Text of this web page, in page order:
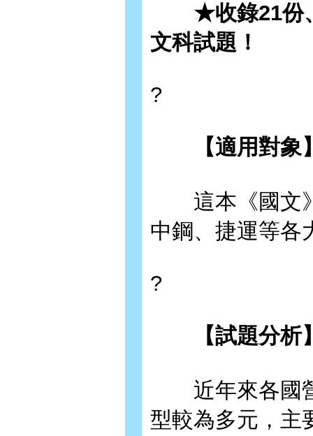
★收錄21份、
文科試題！
?
【適用對象
這本《國文》
中鋼、捷運等各
?
【試題分析
近年來各國營
型較為多元，主